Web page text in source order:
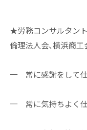
★労務コンサルタン
倫理法人会､横浜商工
一 常に感謝をして
一 常に気持ちよく